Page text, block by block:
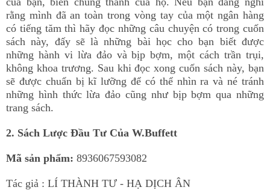
rằng mình đã an toàn trong vòng tay của một ngân hàng
có tiếng tăm thì hãy đọc những câu chuyện có trong cuốn
sách này, đấy sẽ là những bài học cho bạn biết được
những hành vi lừa đảo và bịp bợm, một cách trần trụi,
không khoa trương. Sau khi đọc xong cuốn sách này, bạn
sẽ được chuẩn bị kĩ lưỡng để có thể nhìn ra và né tránh
những hình thức lừa đảo cũng như bịp bợm qua những
trang sách.
2. Sách Lược Đầu Tư Của W.Buffett
Mã sản phẩm: 8936067593082
Tác giả : LÍ THÀNH TƯ - HẠ DỊCH ÂN